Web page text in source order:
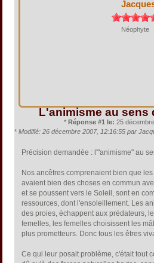
Néophyte
L'animisme au sens
* Réponse #1 le: 25
* Modifié: 26 décembre 2007, 12:16:55 par
Précision demandée : l'"animisme" au
Nos ancêtres comprenaient bien que
avaient bien des choses en commun
et se poussent vers le Soleil, sont en
ressources, dont l'ensoleillement. Les
des proies, échappent aux prédateurs,
femelles, les femelles choisissent les
plus prometteurs. Donc tous les êtres
Ce qui leur posait problème, c'était tout